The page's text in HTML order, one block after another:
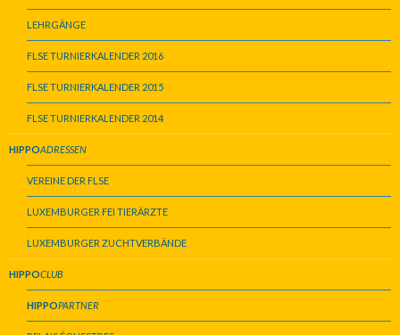
LEHRGÄNGE
FLSE TURNIERKALENDER 2016
FLSE TURNIERKALENDER 2015
FLSE TURNIERKALENDER 2014
HIPPOADRESSEN
VEREINE DER FLSE
LUXEMBURGER FEI TIERÄRZTE
LUXEMBURGER ZUCHTVERBÄNDE
HIPPOCLUB
HIPPOPARTNER